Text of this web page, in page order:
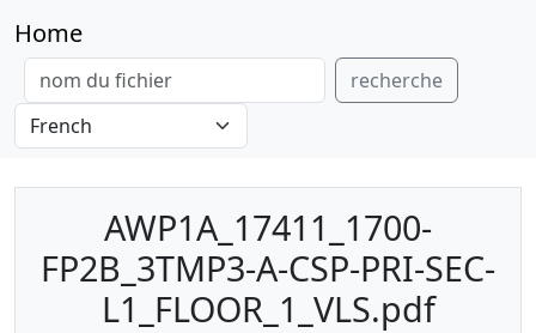
Home
recherche
AWP1A_17411_1700-
FP2B_3TMP3-A-CSP-PRI-SEC-
L1_FLOOR_1_VLS.pdf